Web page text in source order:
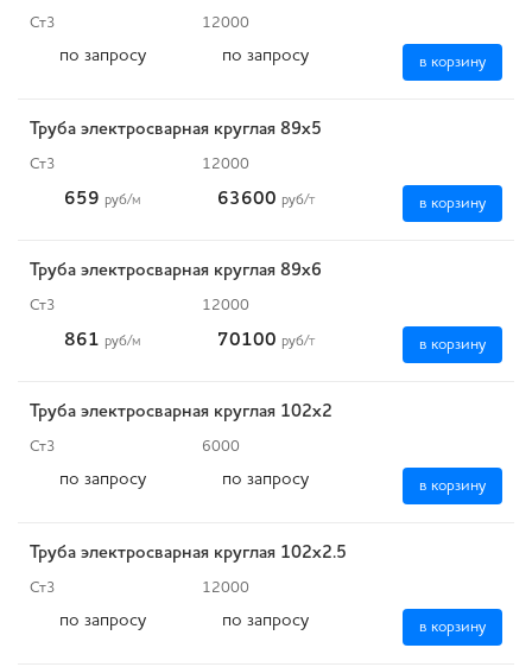
Ст3 12000
по запросу по запросу в корзину
Труба электросварная круглая 89х5
Ст3 12000
659 руб/м 63600 руб/т в корзину
Труба электросварная круглая 89х6
Ст3 12000
861 руб/м 70100 руб/т в корзину
Труба электросварная круглая 102х2
Ст3 6000
по запросу по запросу в корзину
Труба электросварная круглая 102х2.5
Ст3 12000
по запросу по запросу в корзину